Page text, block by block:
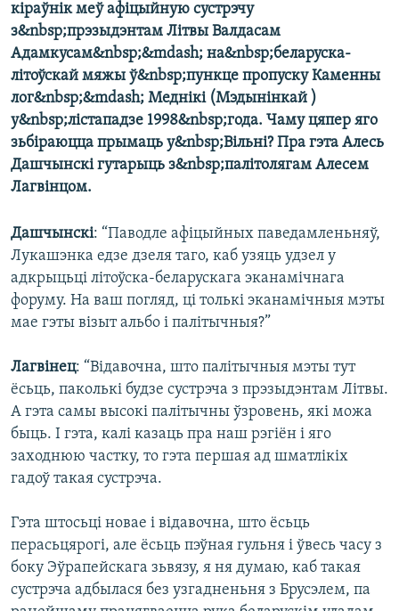
кіраўнік меў афіцыйную сустрэчу
з&nbsp;прэзыдэнтам Літвы Валдасам
Адамкусам&nbsp;&mdash; на&nbsp;беларуска-
літоўскай мяжы ў&nbsp;пункце пропуску Каменны
лог&nbsp;&mdash; Меднікі (Мэдынінкай )
у&nbsp;лістападзе 1998&nbsp;года. Чаму цяпер яго
зьбіраюцца прымаць у&nbsp;Вільні? Пра гэта Алесь
Дашчынскі гутарыць з&nbsp;палітолягам Алесем
Лагвінцом.
Дашчынскі: “Паводле афіцыйных паведамленьняў,
Лукашэнка едзе дзеля таго, каб узяць удзел у
адкрыцьці літоўска-беларускага эканамічнага
форуму. На ваш погляд, ці толькі эканамічныя мэты
мае гэты візыт альбо і палітычныя?”
Лагвінец: “Відавочна, што палітычныя мэты тут
ёсьць, паколькі будзе сустрэча з прэзыдэнтам Літвы.
А гэта самы высокі палітычны ўзровень, які можа
быць. І гэта, калі казаць пра наш рэгіён і яго
заходнюю частку, то гэта першая ад шматлікіх
гадоў такая сустрэча.
Гэта штосьці новае і відавочна, што ёсьць
перасьцярогі, але ёсьць пэўная гульня і ўвесь часу з
боку Эўрапейскага зьвязу, я ня думаю, каб такая
сустрэча адбылася без узгадненьня з Брусэлем, па